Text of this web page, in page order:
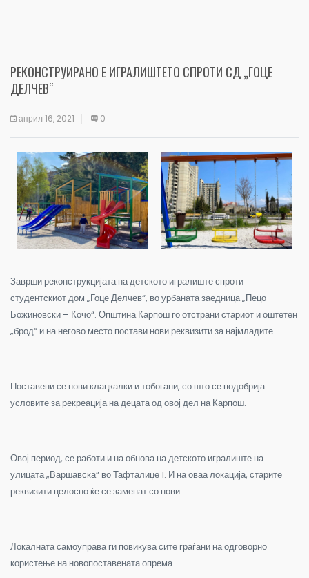
РЕКОНСТРУИРАНО Е ИГРАЛИШТЕТО СПРОТИ СД „ГОЦЕ
ДЕЛЧЕВ“
април 16, 2021 0
Заврши реконструкцијата на детското игралиште спроти
студентскиот дом „Гоце Делчев“, во урбаната заедница „Пецо
Божиновски – Кочо“. Општина Карпош го отстрани стариот и оштетен
„брод“ и на негово место постави нови реквизити за најмладите.
Поставени се нови клацкалки и тобогани, со што се подобрија
условите за рекреација на децата од овој дел на Карпош.
Овој период, се работи и на обнова на детското игралиште на
улицата „Варшавска“ во Тафталиџе 1. И на оваа локација, старите
реквизити целосно ќе се заменат со нови.
Локалната самоуправа ги повикува сите граѓани на одговорно
користење на новопоставената опрема.